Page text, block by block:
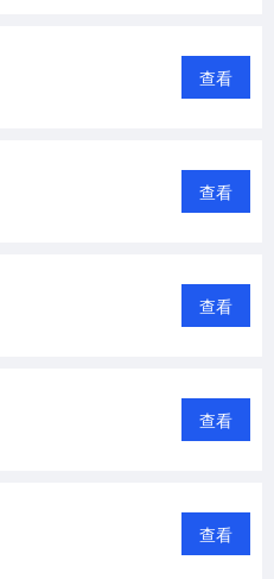
查看
查看
查看
查看
查看